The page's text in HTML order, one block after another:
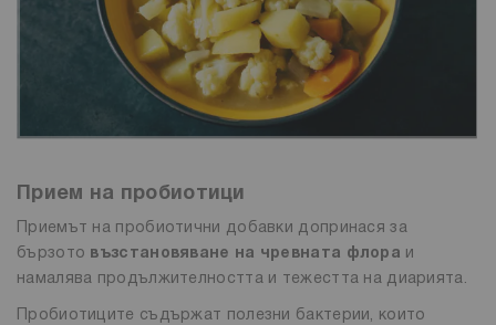
Прием на пробиотици
Приемът на пробиотични добавки допринася за
бързото
възстановяване на чревната флора и
намалява продължителността и тежестта на диарията.
Пробиотиците съдържат полезни бактерии, които